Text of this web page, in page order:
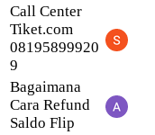
Call Center
Tiket.com
08195899920
9
Bagaimana
Cara Refund
Saldo Flip